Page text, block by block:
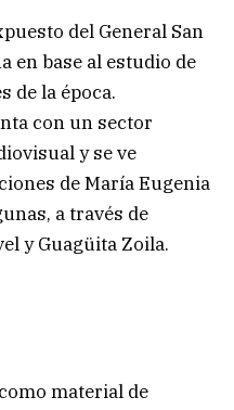
del General San
en base al estudio de
de la época.
con un sector
y se ve
de María Eugenia
a través de
y Guagüita Zoila.
material de